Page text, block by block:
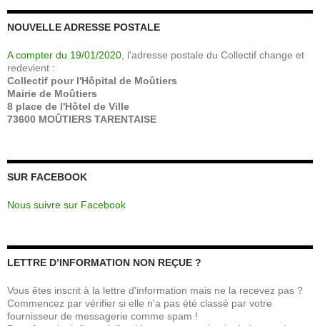
NOUVELLE ADRESSE POSTALE
A compter du 19/01/2020 , l'adresse postale du Collectif change et
redevient :
Collectif pour l'Hôpital de Moûtiers
Mairie de Moûtiers
8 place de l'Hôtel de Ville
73600 MOÛTIERS TARENTAISE
SUR FACEBOOK
Nous suivre sur Facebook
LETTRE D’INFORMATION NON REÇUE ?
Vous êtes inscrit à la lettre d'information mais ne la recevez pas ?
Commencez par vérifier si elle n'a pas été classé par votre
fournisseur de messagerie comme spam !